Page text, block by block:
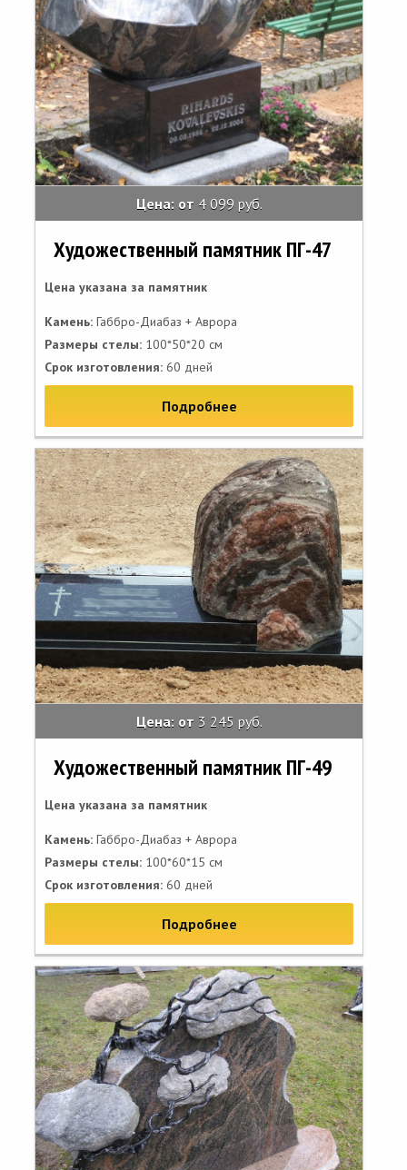
Цена: от 4 099 руб.
Художественный памятник ПГ-47
Цена указана за памятник
Камень: Габбро-Диабаз + Аврора
Размеры стелы: 100*50*20 см
Срок изготовления: 60 дней
Подробнее
Цена: от 3 245 руб.
Художественный памятник ПГ-49
Цена указана за памятник
Камень: Габбро-Диабаз + Аврора
Размеры стелы: 100*60*15 см
Срок изготовления: 60 дней
Подробнее